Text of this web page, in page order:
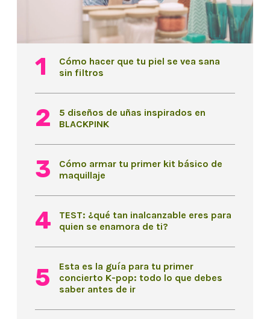
Cómo hacer que tu piel se vea sana
sin filtros
5 diseños de uñas inspirados en
BLACKPINK
Cómo armar tu primer kit básico de
maquillaje
TEST: ¿qué tan inalcanzable eres para
quien se enamora de ti?
Esta es la guía para tu primer
concierto K-pop: todo lo que debes
saber antes de ir